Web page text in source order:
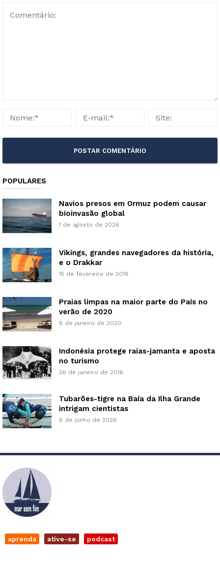
POPULARES
Navios presos em Ormuz podem causar
bioinvasão global
1 de agosto de 2026
Vikings, grandes navegadores da história,
e o Drakkar
15 de fevereiro de 2018
Praias limpas na maior parte do País no
verão de 2020
8 de janeiro de 2020
Indonésia protege raias-jamanta e aposta
no turismo
26 de janeiro de 2016
Tubarões-tigre na Baía da Ilha Grande
intrigam cientistas
8 de junho de 2026
aprenda ative-se podcast